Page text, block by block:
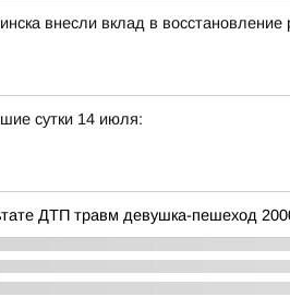
внесли вклад в восстановление
сутки 14 июля:
ДТП травм девушка-пешеход